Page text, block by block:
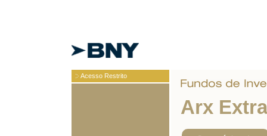
Acesso Restrito
Arx